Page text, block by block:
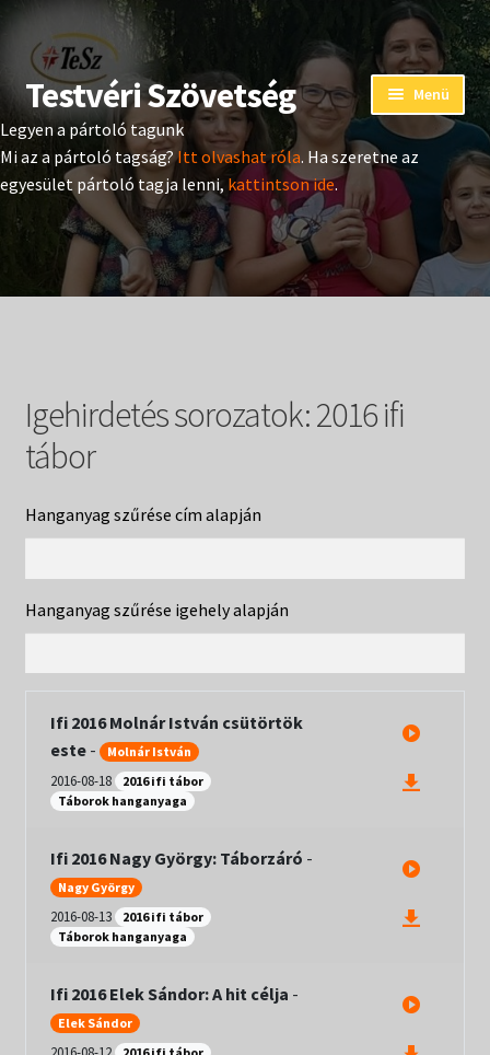
Ugrás
a
navigációhoz
Kilépés
a
tartalomba
Testvéri Szövetség Menü
Eseménynaptár
Adományozás
Pártoló tag belépés
Kiadványok
Expand
menu
Legyen a pártoló tagunk
Mi az a pártoló tagság?Itt olvashat róla. Ha szeretne az
egyesület pártoló tagja lenni, kattintson ide.
Igehirdetés sorozatok:2016 ifi
tábor
Hanganyag szűrése cím alapján
Hanganyag szűrése igehely alapján
Ifi 2016 Molnár István csütörtök
este - Molnár István
2016-08-18
2016 ifi tábor
Táborok hanganyaga
Ifi 2016 Nagy György: Táborzáró -
Nagy György
2016-08-13
2016 ifi tábor
Táborok hanganyaga
Ifi 2016 Elek Sándor: A hit célja -
Elek Sándor